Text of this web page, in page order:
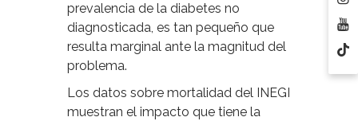
prevalencia de la diabetes no
diagnosticada, es tan pequeño que
resulta marginal ante la magnitud del
problema.
Los datos sobre mortalidad del INEGI
muestran el impacto que tiene la